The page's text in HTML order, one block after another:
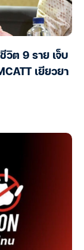
วิต 9 ราย เจ็บ
เยียวยา